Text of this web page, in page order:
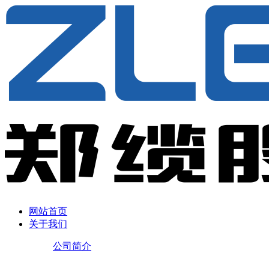
网站首页
关于我们
公司简介